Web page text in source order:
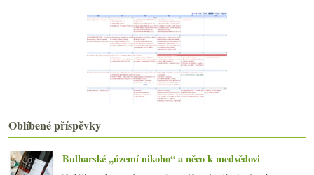
►2014(254)
►2012(254)
Oblíbené příspěvky
Bulharské „území nikoho“ a něco k medvědovi